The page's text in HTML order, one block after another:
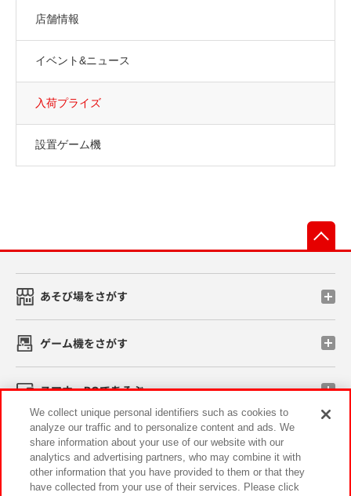
店舗情報
イベント&ニュース
入荷プライズ
設置ゲーム機
あそび場をさがす
ゲーム機をさがす
スマホ・PCであそぶ
イベント・キャンペーン
We collect unique personal identifiers such as cookies to
analyze our traffic and to personalize content and ads. We
share information about your use of our website with our
analytics and advertising partners, who may combine it with
other information that you have provided to them or that they
have collected from your use of their services. Please click